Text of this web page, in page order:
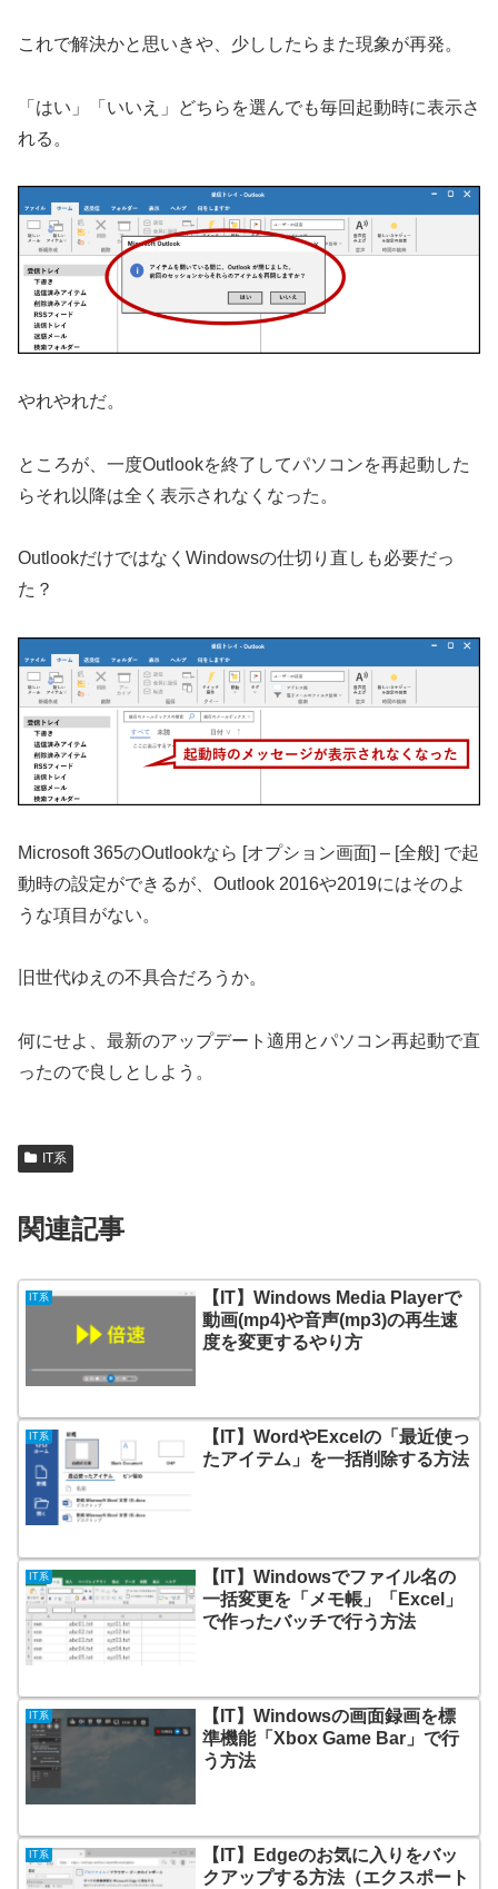
これで解決かと思いきや、少ししたらまた現象が再発。
「はい」「いいえ」どちらを選んでも毎回起動時に表示さ
れる。
やれやれだ。
ところが、一度Outlookを終了してパソコンを再起動した
らそれ以降は全く表示されなくなった。
OutlookだけではなくWindowsの仕切り直しも必要だっ
た？
Microsoft 365のOutlookなら [オプション画面] – [全般] で起
動時の設定ができるが、Outlook 2016や2019にはそのよ
うな項目がない。
旧世代ゆえの不具合だろうか。
何にせよ、最新のアップデート適用とパソコン再起動で直
ったので良しとしよう。
IT系
関連記事
IT系
【IT】Windows Media Playerで
動画(mp4)や音声(mp3)の再生速
度を変更するやり方
IT系
【IT】WordやExcelの「最近使っ
たアイテム」を一括削除する方法
IT系
【IT】Windowsでファイル名の
一括変更を「メモ帳」「Excel」
で作ったバッチで行う方法
IT系
【IT】Windowsの画面録画を標
準機能「Xbox Game Bar」で行
う方法
IT系
【IT】Edgeのお気に入りをバッ
クアップする方法（エクスポート